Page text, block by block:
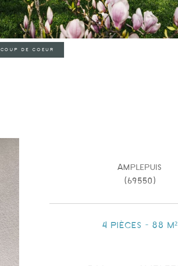
COUP DE COEUR
Amplepuis
(69550)
4 pièces - 88 m²